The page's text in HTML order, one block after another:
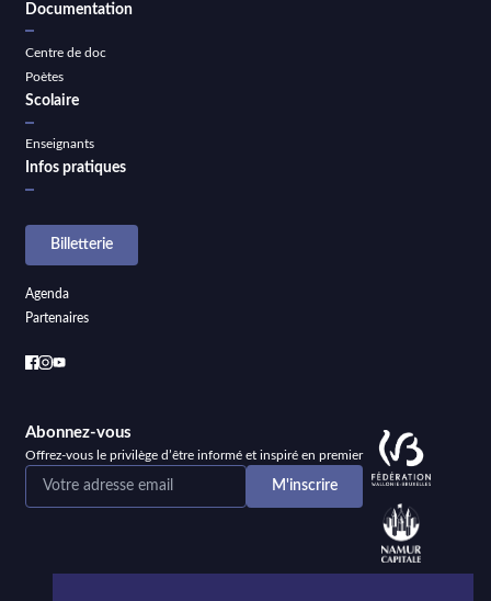
Documentation
Centre de doc
Poètes
Scolaire
Enseignants
Infos pratiques
Billetterie
Agenda
Partenaires
Abonnez-vous
Offrez-vous le privilège d’être informé et inspiré en premier